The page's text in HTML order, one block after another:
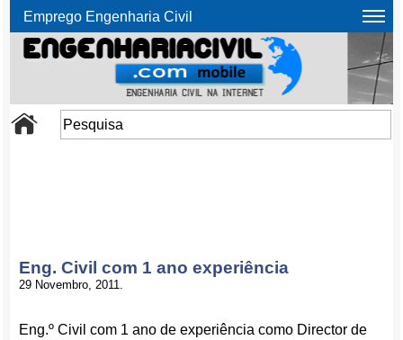
Emprego Engenharia Civil
Eng. Civil com 1 ano experiência
29 Novembro, 2011.
Eng.º Civil com 1 ano de experiência como Director de